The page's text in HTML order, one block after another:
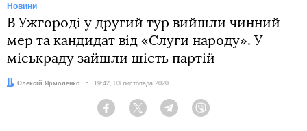
Новини
В Ужгороді у другий тур вийшли чинний
мер та кандидат від «Слуги народу». У
міськраду зайшли шість партій
Автор:
Олексій Ярмоленко Дата:
19:42, 03 листопада 2020
Facebook Twitter Telegram